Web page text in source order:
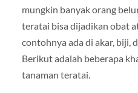
mungkin banyak orang
teratai bisa dijadikan obat
contohnya ada di akar, biji,
Berikut adalah beberapa
tanaman teratai.